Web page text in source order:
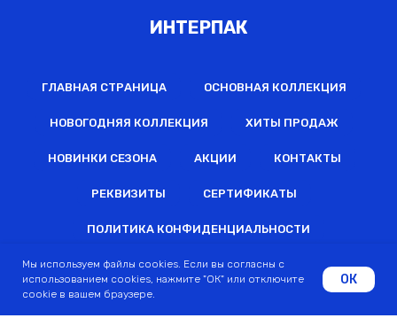
ИНТЕРПАК
ГЛАВНАЯ СТРАНИЦА ОСНОВНАЯ КОЛЛЕКЦИЯ
НОВОГОДНЯЯ КОЛЛЕКЦИЯ ХИТЫ ПРОДАЖ
НОВИНКИ СЕЗОНА АКЦИИ КОНТАКТЫ
РЕКВИЗИТЫ СЕРТИФИКАТЫ
ПОЛИТИКА КОНФИДЕНЦИАЛЬНОСТИ
2022 © Все права защищены
Мы используем файлы cookies. Если вы согласны с
использованием cookies, нажмите "ОК" или отключите
cookie в вашем браузере.
ОК